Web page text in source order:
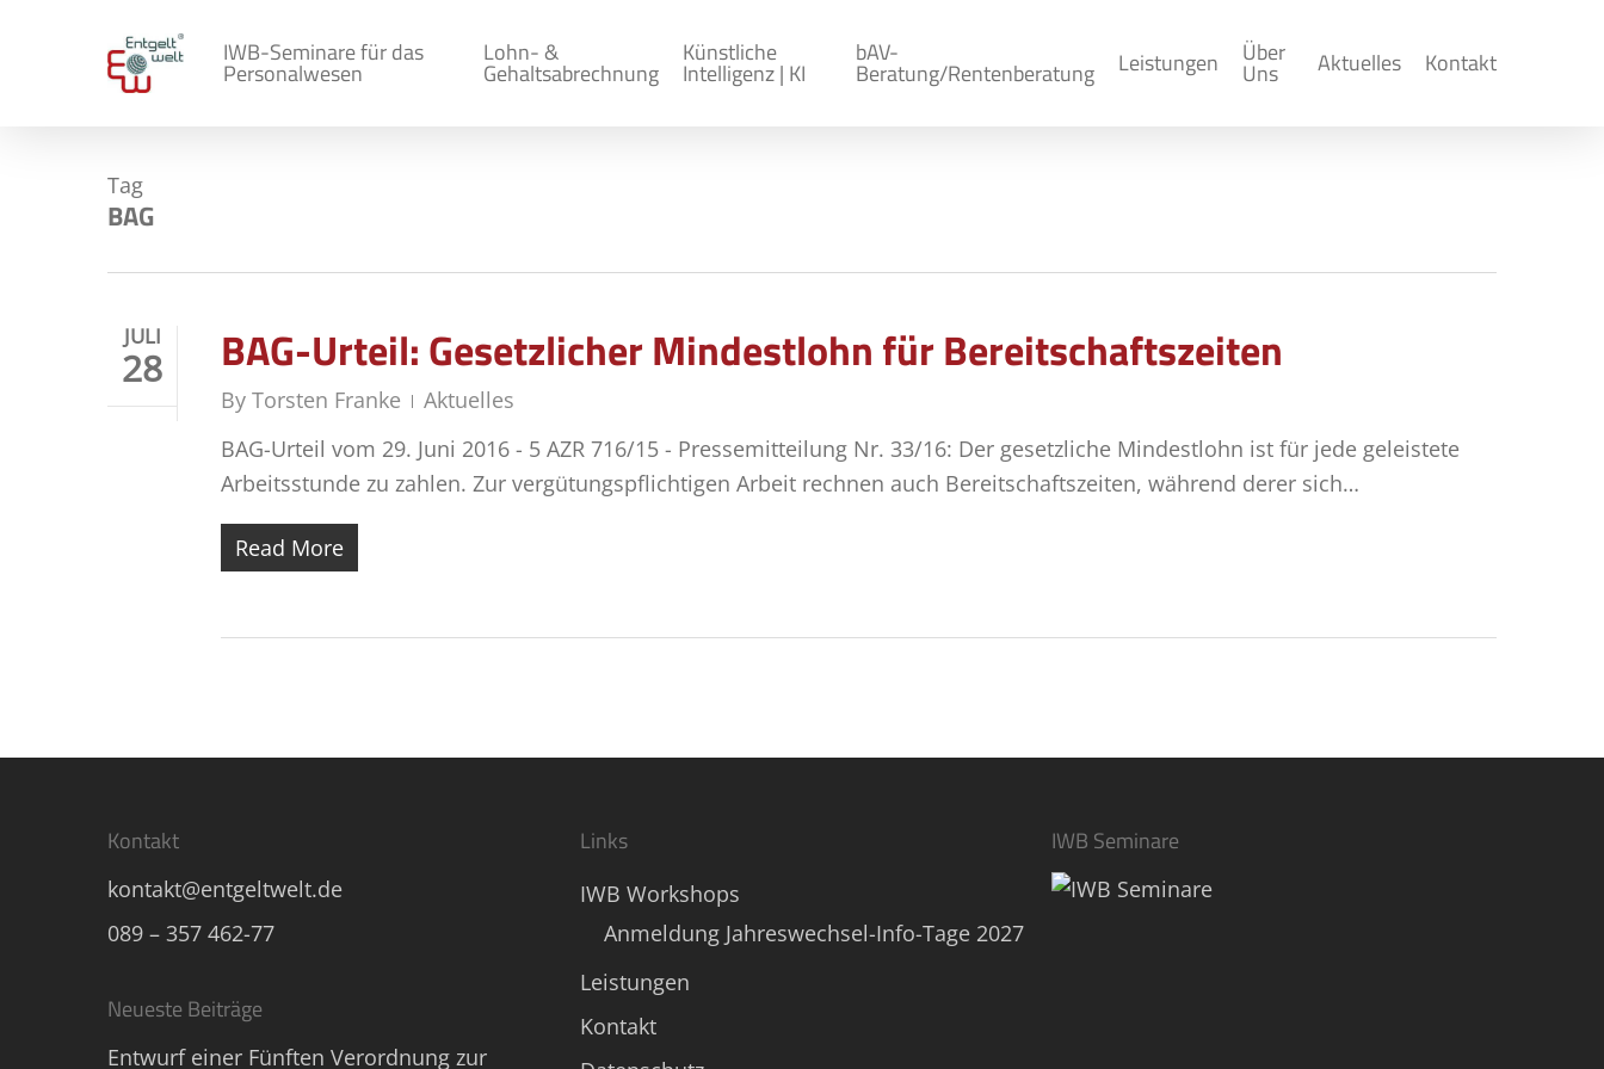
IWB-Seminare für das
Personalwesen
Lohn- &
Gehaltsabrechnung
Künstliche
Intelligenz | KI
bAV-
Beratung/Rentenberatung Leistungen Über
Uns Aktuelles Kontakt
Tag
BAG
JULI
28 BAG-Urteil: Gesetzlicher Mindestlohn für Bereitschaftszeiten
By Torsten Franke
Aktuelles
BAG-Urteil vom 29. Juni 2016 - 5 AZR 716/15 - Pressemitteilung Nr. 33/16: Der gesetzliche Mindestlohn ist für jede geleistete
Arbeitsstunde zu zahlen. Zur vergütungspflichtigen Arbeit rechnen auch Bereitschaftszeiten, während derer sich…
Read More
Kontakt
kontakt@entgeltwelt.de
089 – 357 462-77
Neueste Beiträge
Entwurf einer Fünften Verordnung zur
Links
IWB Workshops
Anmeldung Jahreswechsel-Info-Tage 2027
Leistungen
Kontakt
IWB Seminare